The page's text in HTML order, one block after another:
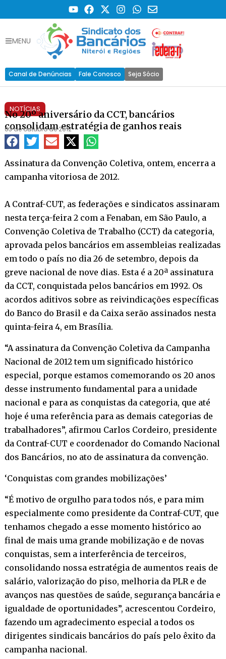
MENU
Canal de Denúncias Fale Conosco Seja Sócio
NOTÍCIAS
No 20º aniversário da CCT, bancários
consolidam estratégia de ganhos reais
03 de outubro de 2012
Assinatura da Convenção Coletiva, ontem, encerra a
campanha vitoriosa de 2012.
A Contraf-CUT, as federações e sindicatos assinaram
nesta terça-feira 2 com a Fenaban, em São Paulo, a
Convenção Coletiva de Trabalho (CCT) da categoria,
aprovada pelos bancários em assembleias realizadas
em todo o país no dia 26 de setembro, depois da
greve nacional de nove dias. Esta é a 20ª assinatura
da CCT, conquistada pelos bancários em 1992. Os
acordos aditivos sobre as reivindicações específicas
do Banco do Brasil e da Caixa serão assinados nesta
quinta-feira 4, em Brasília.
“A assinatura da Convenção Coletiva da Campanha
Nacional de 2012 tem um significado histórico
especial, porque estamos comemorando os 20 anos
desse instrumento fundamental para a unidade
nacional e para as conquistas da categoria, que até
hoje é uma referência para as demais categorias de
trabalhadores”, afirmou Carlos Cordeiro, presidente
da Contraf-CUT e coordenador do Comando Nacional
dos Bancários, no ato de assinatura da convenção.
‘Conquistas com grandes mobilizações’
“É motivo de orgulho para todos nós, e para mim
especialmente como presidente da Contraf-CUT, que
tenhamos chegado a esse momento histórico ao
final de mais uma grande mobilização e de novas
conquistas, sem a interferência de terceiros,
consolidando nossa estratégia de aumentos reais de
salário, valorização do piso, melhoria da PLR e de
avanços nas questões de saúde, segurança bancária e
igualdade de oportunidades”, acrescentou Cordeiro,
fazendo um agradecimento especial a todos os
dirigentes sindicais bancários do país pelo êxito da
campanha nacional.